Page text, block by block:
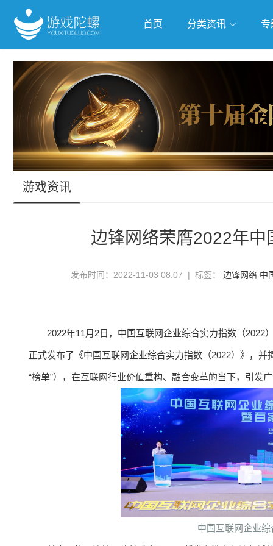
首页 分类资讯
抢滩全球 人工智能 武侠游
跨界Talk
游戏资讯
边锋网络荣膺2022年
发布时间：2022-11-03 08:07 | 标签： 边锋网络 中
2022年11月2日，中国互联网企业综合实力指数（
正式发布了《中国互联网企业综合实力指数（2022）》，
“榜单”），在互联网行业价值重构、融合变革的当下，引发
中国互联网企业